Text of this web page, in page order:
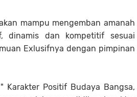
mampu mengemban amanah
dinamis dan kompetitif sesuai
Exlusifnya dengan pimpinan
Karakter Positif Budaya Bangsa,